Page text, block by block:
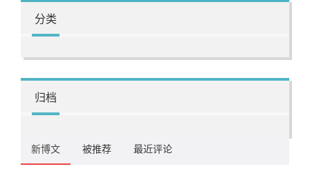
分类
归档
新博文 被推荐 最近评论